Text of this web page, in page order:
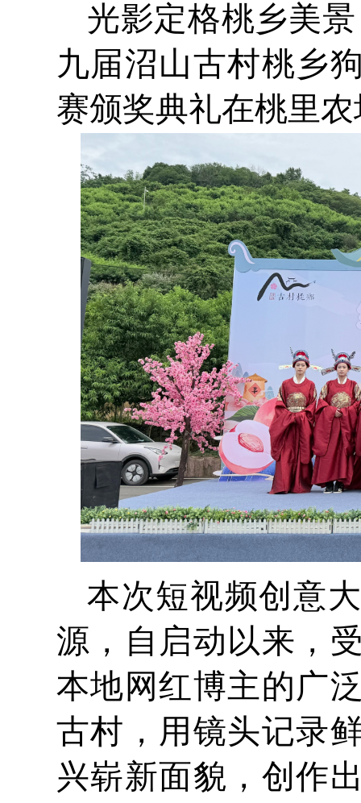
光影定格桃乡美
九届沼山古村桃乡
赛颁奖典礼在桃里
本次短视频创意
源，自启动以来，
本地网红博主的广
古村，用镜头记录
兴崭新面貌，创作